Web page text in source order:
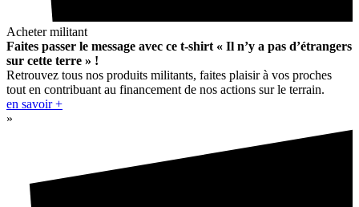
Acheter militant
Faites passer le message avec ce t-shirt « Il n’y a pas d’étrangers
sur cette terre » !
Retrouvez tous nos produits militants, faites plaisir à vos proches
tout en contribuant au financement de nos actions sur le terrain.
en savoir +
»